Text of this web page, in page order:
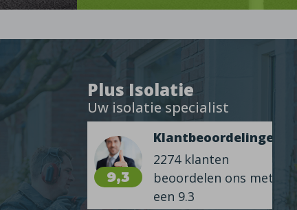
Plus Isolatie
Uw isolatie specialist
9,3
Klantbeoordelingen
2274 klanten
beoordelen ons met
een 9.3